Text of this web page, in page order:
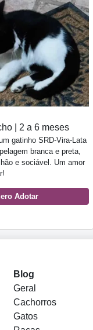
| 2 a 6 meses
gatinho SRD-Vira-Lata
branca e preta,
e sociável. Um amor
Adotar
Blog
Geral
Cachorros
Gatos